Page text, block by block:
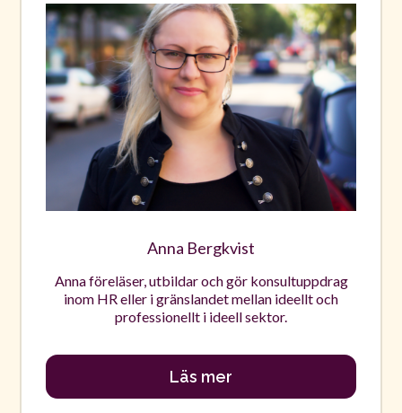
Anna Bergkvist
Anna föreläser, utbildar och gör konsultuppdrag
inom HR eller i gränslandet mellan ideellt och
professionellt i ideell sektor.
Läs mer